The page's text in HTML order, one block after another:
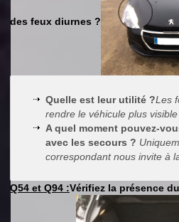
des feux diurnes ?
Quelle est leur utilité ?Les
rendre le véhicule plus visible
A quel moment pouvez-
avec les secours ?
correspondant nous invite à
Q54 et Q94 :Vérifiez la présence